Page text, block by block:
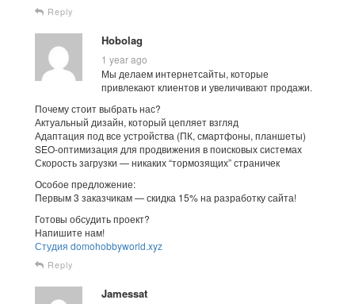
Reply
Hobolag
1 year ago
Мы делаем интернетсайты, которые
привлекают клиентов и увеличивают продажи.
Почему стоит выбрать нас?
Актуальный дизайн, который цепляет взгляд
Адаптация под все устройства (ПК, смартфоны, планшеты)
SEO-оптимизация для продвижения в поисковых системах
Скорость загрузки — никаких “тормозящих” страничек
Особое предложение:
Первым 3 заказчикам — скидка 15% на разработку сайта!
Готовы обсудить проект?
Напишите нам!
Студия domohobbyworld.xyz
Reply
Jamessat